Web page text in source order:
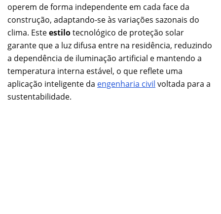
operem de forma independente em cada face da
construção, adaptando-se às variações sazonais do
clima. Esteestilotecnológico de proteção solar
garante que a luz difusa entre na residência, reduzindo
a dependência de iluminação artificial e mantendo a
temperatura interna estável, o que reflete uma
aplicação inteligente da engenharia civil voltada para a
sustentabilidade.